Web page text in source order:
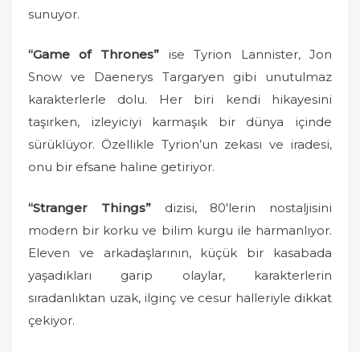
sunuyor.
“Game of Thrones”ise Tyrion Lannister, Jon
Snow ve Daenerys Targaryen gibi unutulmaz
karakterlerle dolu. Her biri kendi hikayesini
taşırken, izleyiciyi karmaşık bir dünya içinde
sürüklüyor. Özellikle Tyrion’un zekası ve iradesi,
onu bir efsane haline getiriyor.
“Stranger Things”dizisi, 80'lerin nostaljisini
modern bir korku ve bilim kurgu ile harmanlıyor.
Eleven ve arkadaşlarının, küçük bir kasabada
yaşadıkları garip olaylar, karakterlerin
sıradanlıktan uzak, ilginç ve cesur halleriyle dikkat
çekiyor.